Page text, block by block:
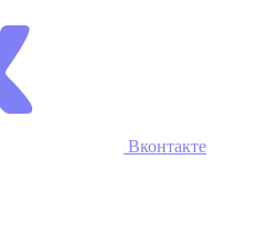
Вконтакте